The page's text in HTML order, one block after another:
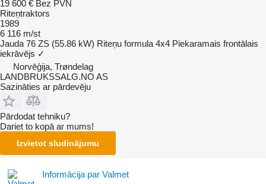
19 600 € Bez PVN
Riteņtraktors
1989
6 116 m/st
Jauda 76 ZS (55.86 kW) Riteņu formula 4x4 Piekaramais frontālais
iekrāvējs ✓
Norvēģija, Trøndelag
LANDBRUKSSALG.NO AS
Sazināties ar pārdevēju
Pārdodat tehniku?
Dariet to kopā ar mums!
Izvietot sludinājumu
Informācija par Valmet